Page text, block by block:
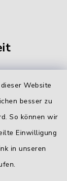
Website
besser zu
So können wir
Einwilligung
in unseren
verwenden.